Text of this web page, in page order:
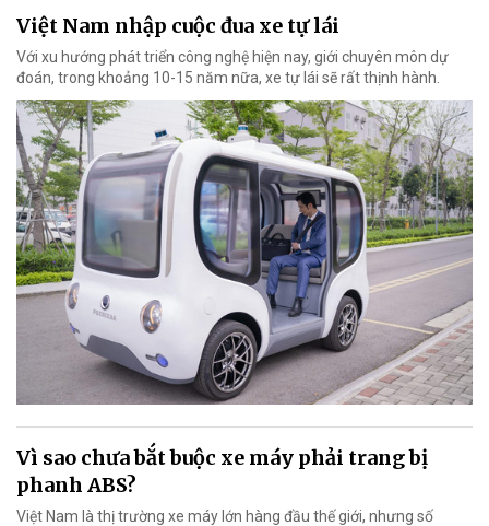
Việt Nam nhập cuộc đua xe tự lái
Với xu hướng phát triển công nghệ hiện nay, giới chuyên môn dự
đoán, trong khoảng 10-15 năm nữa, xe tự lái sẽ rất thịnh hành.
Vì sao chưa bắt buộc xe máy phải trang bị
phanh ABS?
Việt Nam là thị trường xe máy lớn hàng đầu thế giới, nhưng số